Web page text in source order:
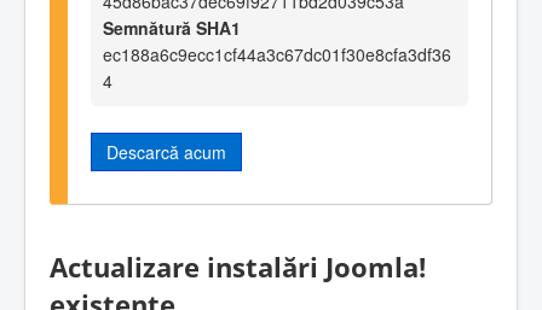
Semnătură SHA1
ec188a6c9ecc1cf44a3c67dc01f30e8cfa3df36
4
Descarcă acum
Actualizare instalări Joomla!